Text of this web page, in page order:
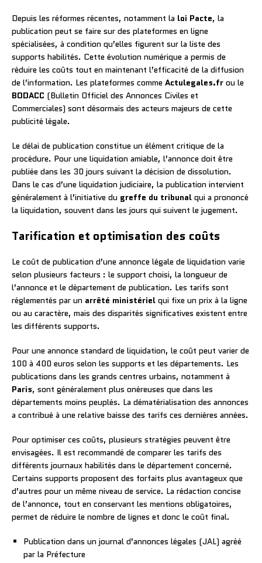
Depuis les réformes récentes, notamment la loi Pacte, la
publication peut se faire sur des plateformes en ligne
spécialisées, à condition qu’elles figurent sur la liste des
supports habilités. Cette évolution numérique a permis de
réduire les coûts tout en maintenant l’efficacité de la diffusion
de l’information. Les plateformes comme Actulegales.fr ou le
BODACC (Bulletin Officiel des Annonces Civiles et
Commerciales) sont désormais des acteurs majeurs de cette
publicité légale.
Le délai de publication constitue un élément critique de la
procédure. Pour une liquidation amiable, l’annonce doit être
publiée dans les 30 jours suivant la décision de dissolution.
Dans le cas d’une liquidation judiciaire, la publication intervient
généralement à l’initiative du greffe du tribunal qui a prononcé
la liquidation, souvent dans les jours qui suivent le jugement.
Tarification et optimisation des coûts
Le coût de publication d’une annonce légale de liquidation varie
selon plusieurs facteurs : le support choisi, la longueur de
l’annonce et le département de publication. Les tarifs sont
réglementés par un arrêté ministériel qui fixe un prix à la ligne
ou au caractère, mais des disparités significatives existent entre
les différents supports.
Pour une annonce standard de liquidation, le coût peut varier de
100 à 400 euros selon les supports et les départements. Les
publications dans les grands centres urbains, notamment à
Paris, sont généralement plus onéreuses que dans les
départements moins peuplés. La dématérialisation des annonces
a contribué à une relative baisse des tarifs ces dernières années.
Pour optimiser ces coûts, plusieurs stratégies peuvent être
envisagées. Il est recommandé de comparer les tarifs des
différents journaux habilités dans le département concerné.
Certains supports proposent des forfaits plus avantageux que
d’autres pour un même niveau de service. La rédaction concise
de l’annonce, tout en conservant les mentions obligatoires,
permet de réduire le nombre de lignes et donc le coût final.
Publication dans un journal d’annonces légales (JAL) agréé
par la Préfecture